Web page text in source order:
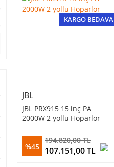
KARGO BEDAVA
JBL
JBL PRX915 15 inç PA
2000W 2 yollu Hoparlör
%45
194.820,00 TL
107.151,00 TL